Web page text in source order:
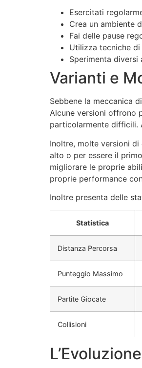
Esercitati
Crea un ambiente
Fai delle pause
Utilizza tecniche
Sperimenta
Varianti e
Sebbene la meccanica
Alcune versioni offrono
particolarmente difficili.
Inoltre, molte versioni di
alto o per essere il
migliorare le proprie
proprie performance
Inoltre presenta delle
Statistica
Distanza Percorsa
Punteggio Massimo
Partite Giocate
Collisioni